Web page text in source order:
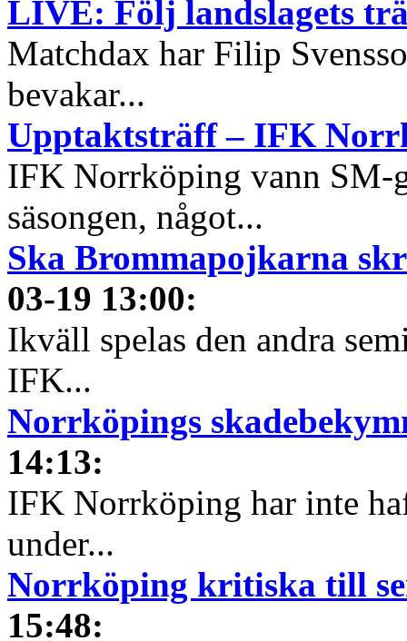
LIVE: Följ landslagets
Matchdax har Filip
bevakar...
Upptaktsträff – IFK
IFK Norrköping vann SM-
säsongen, något...
Ska Brommapojkarna
03-19 13:00:
Ikväll spelas den andra
IFK...
Norrköpings
14:13:
IFK Norrköping har inte
under...
Norrköping kritiska till
15:48: